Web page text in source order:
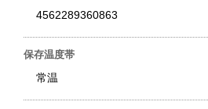
4562289360863
保存温度帯
常温